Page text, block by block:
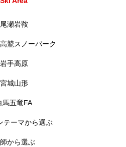
尾瀬岩鞍
鷲スノーパーク
岩手高原
宮城山形
馬五竜FA
テーマから選ぶ
から選ぶ